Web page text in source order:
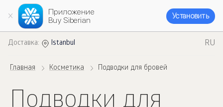
Приложение
Buy Siberian
Установить
Доставка: Istanbul RU
Главная Косметика Подводки для бровей